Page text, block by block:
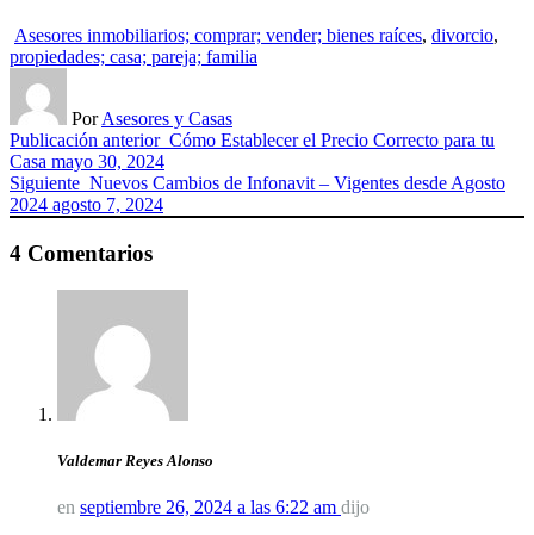
Asesores inmobiliarios; comprar; vender; bienes raíces, divorcio,
propiedades; casa; pareja; familia
Por Asesores y Casas
Publicación anterior Cómo Establecer el Precio Correcto para tu
Casa mayo 30, 2024
Siguiente Nuevos Cambios de Infonavit – Vigentes desde Agosto
2024 agosto 7, 2024
4 Comentarios
Valdemar Reyes Alonso
en septiembre 26, 2024 a las 6:22 am dijo